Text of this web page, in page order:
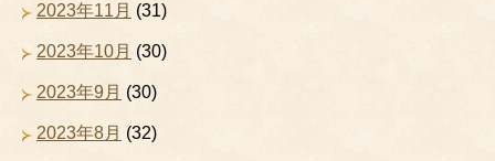
2023年11月 (31)
2023年10月 (30)
2023年9月 (30)
2023年8月 (32)